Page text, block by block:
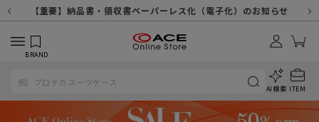
【重要】令和８年熊本地震に伴う配送への影響について
【重要】納品書・領収書ペーパーレス化（電子化）のお知らせ
【重要】天候不良や交通状況・物量増等に伴う配送への影響について
【重要】悪質な詐欺サイトにご注意ください
【重要】各種メールが届かない場合に関しまして
【重要】お問い合わせのご対応に関しまして
【重要】SNSのなりすまし詐欺にご注意ください
BRAND
AI検索 ITEM